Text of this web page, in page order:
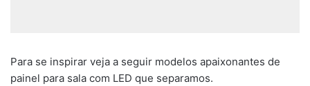
Para se inspirar veja a seguir modelos apaixonantes de
painel para sala com LED que separamos.